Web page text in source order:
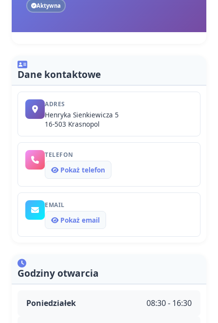
Aktywna
Dane kontaktowe
ADRES
Henryka Sienkiewicza 5
16-503 Krasnopol
TELEFON
Pokaż telefon
EMAIL
Pokaż email
Godziny otwarcia
Poniedziałek 08:30 - 16:30